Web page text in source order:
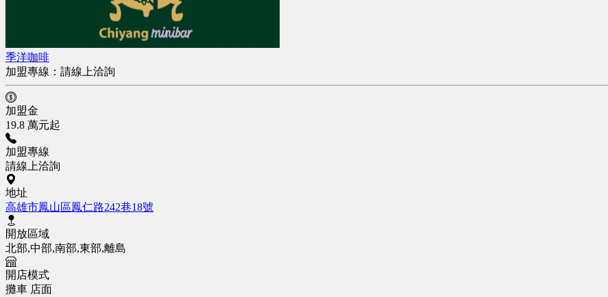
季洋咖啡
加盟專線： 請線上洽詢
加盟金
19.8 萬元起
加盟專線
請線上洽詢
地址
高雄市鳳山區鳳仁路242巷18號
開放區域
北部,中部,南部,東部,離島
開店模式
攤車 店面